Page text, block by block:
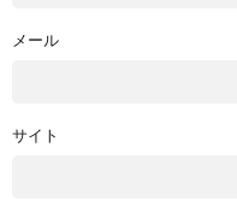
メール
サイト